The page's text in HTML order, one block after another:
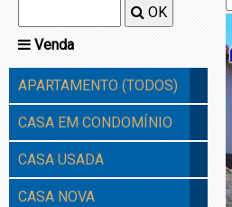
OK
Venda
APARTAMENTO (TODOS)
CASA EM CONDOMÍNIO
CASA USADA
CASA NOVA